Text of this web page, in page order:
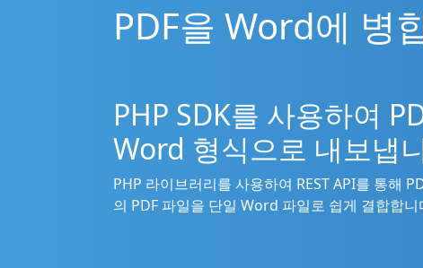
PDF을 Word에 병
PHP SDK를 사용하여
Word 형식으로 내보냅
PHP 라이브러리를 사용하여 REST API를 통해
의 PDF 파일을 단일 Word 파일로 쉽게 결합합니